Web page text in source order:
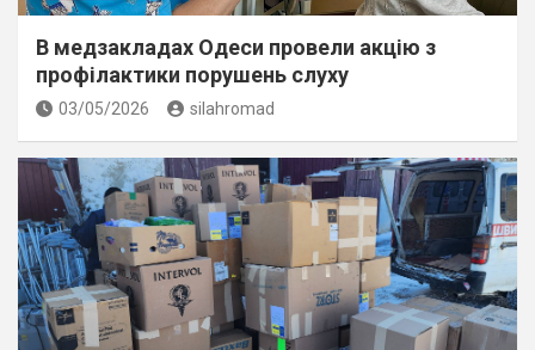
В медзакладах Одеси провели акцію з
профілактики порушень слуху
03/05/2026 silahromad